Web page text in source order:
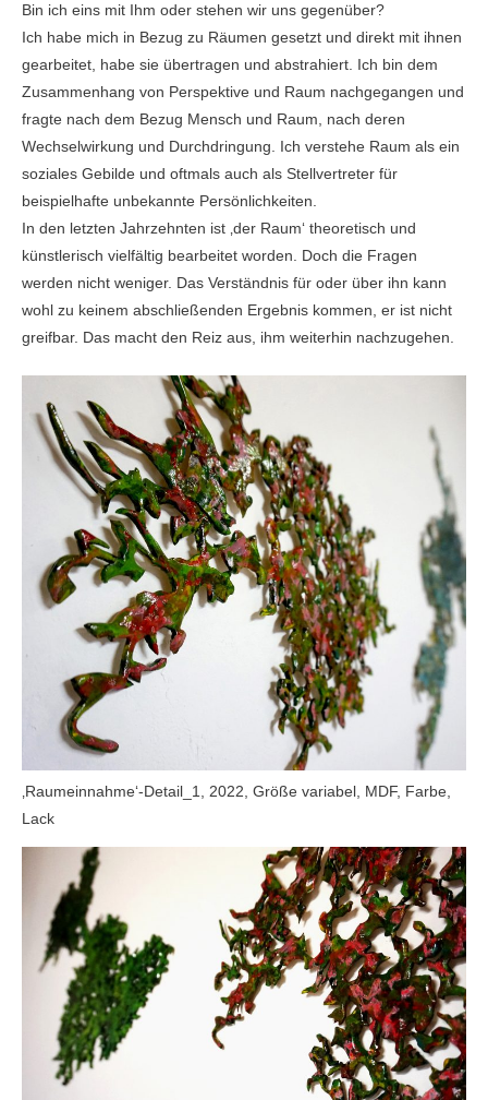
Bin ich eins mit Ihm oder stehen wir uns gegenüber?
Ich habe mich in Bezug zu Räumen gesetzt und direkt mit ihnen
gearbeitet, habe sie übertragen und abstrahiert. Ich bin dem
Zusammenhang von Perspektive und Raum nachgegangen und
fragte nach dem Bezug Mensch und Raum, nach deren
Wechselwirkung und Durchdringung. Ich verstehe Raum als ein
soziales Gebilde und oftmals auch als Stellvertreter für
beispielhafte unbekannte Persönlichkeiten.
In den letzten Jahrzehnten ist ‚der Raum‘ theoretisch und
künstlerisch vielfältig bearbeitet worden. Doch die Fragen
werden nicht weniger. Das Verständnis für oder über ihn kann
wohl zu keinem abschließenden Ergebnis kommen, er ist nicht
greifbar. Das macht den Reiz aus, ihm weiterhin nachzugehen.
‚Raumeinnahme‘-Detail_1, 2022, Größe variabel, MDF, Farbe,
Lack